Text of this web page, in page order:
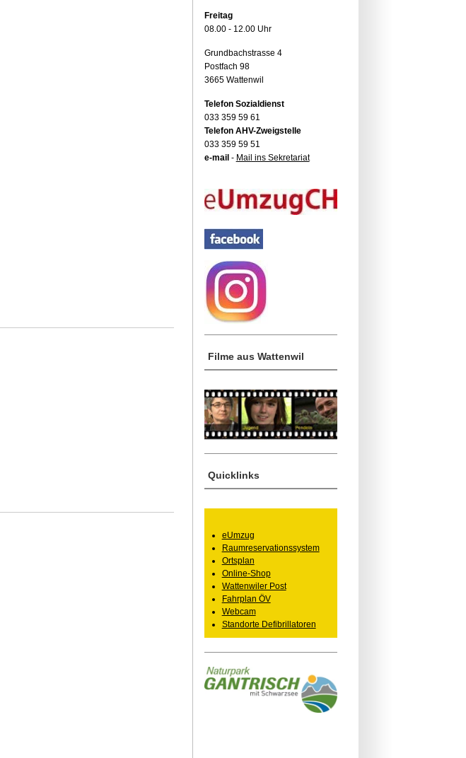
Freitag
08.00 - 12.00 Uhr
Grundbachstrasse 4
Postfach 98
3665 Wattenwil
Telefon Sozialdienst
033 359 59 61
Telefon AHV-Zweigstelle
033 359 59 51
e-mail - Mail ins Sekretariat
Filme aus Wattenwil
Quicklinks
eUmzug
Raumreservationssystem
Ortsplan
Online-Shop
Wattenwiler Post
Fahrplan ÖV
Webcam
Standorte Defibrillatoren